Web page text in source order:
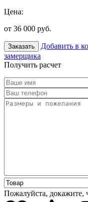
Цена:
от 36 000 руб.
Заказать Добавить в
замерщика
Получить расчет
Пожалуйста, докажите,